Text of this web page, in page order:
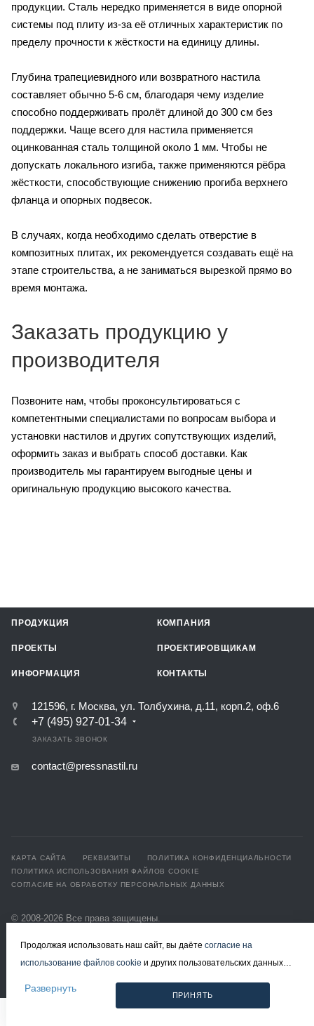
продукции. Сталь нередко применяется в виде опорной
системы под плиту из-за её отличных характеристик по
пределу прочности к жёсткости на единицу длины.
Глубина трапециевидного или возвратного настила
составляет обычно 5-6 см, благодаря чему изделие
способно поддерживать пролёт длиной до 300 см без
поддержки. Чаще всего для настила применяется
оцинкованная сталь толщиной около 1 мм. Чтобы не
допускать локального изгиба, также применяются рёбра
жёсткости, способствующие снижению прогиба верхнего
фланца и опорных подвесок.
В случаях, когда необходимо сделать отверстие в
композитных плитах, их рекомендуется создавать ещё на
этапе строительства, а не заниматься вырезкой прямо во
время монтажа.
Заказать продукцию у
производителя
Позвоните нам, чтобы проконсультироваться с
компетентными специалистами по вопросам выбора и
установки настилов и других сопутствующих изделий,
оформить заказ и выбрать способ доставки. Как
производитель мы гарантируем выгодные цены и
оригинальную продукцию высокого качества.
ПРОДУКЦИЯ КОМПАНИЯ
ПРОЕКТЫ ПРОЕКТИРОВЩИКАМ
ИНФОРМАЦИЯ КОНТАКТЫ
121596, г. Москва, ул. Толбухина, д.11, корп.2, оф.6
+7 (495) 927-01-34
ЗАКАЗАТЬ ЗВОНОК
contact@pressnastil.ru
КАРТА САЙТА РЕКВИЗИТЫ
ПОЛИТИКА КОНФИДЕНЦИАЛЬНОСТИ
ПОЛИТИКА ИСПОЛЬЗОВАНИЯ ФАЙЛОВ COOKIE
СОГЛАСИЕ НА ОБРАБОТКУ ПЕРСОНАЛЬНЫХ ДАННЫХ
© 2008-2026 Все права защищены.
Продолжая использовать наш сайт, вы даётесогласие на
использование файлов cookie и других пользовательских данных
(включая IP-адрес, сведения о местоположении, устройстве,
Развернуть
ПРИНЯТЬ